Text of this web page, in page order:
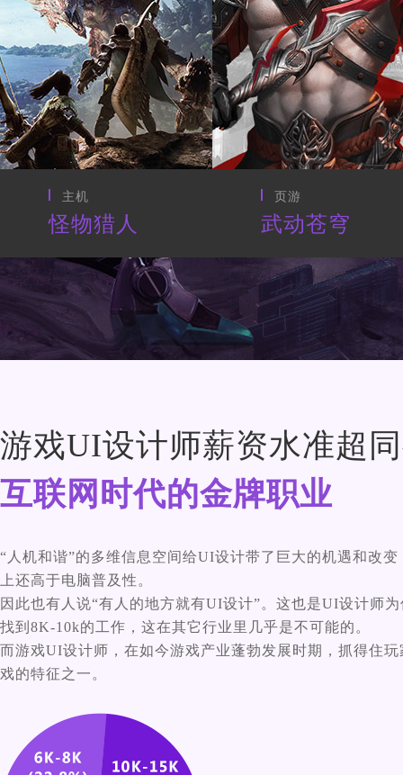
页游
武动苍穹
CG动画
最终幻想
游戏UI设计师薪资水准超
互联网时代的金牌职业
“人机和谐”的多维信息空间给UI设计带了巨大的机遇和改
上还高于电脑普及性。
因此也有人说“有人的地方就有UI设计”。这也是UI设计师
找到8K-10k的工作，这在其它行业里几乎是不可能的。
而游戏UI设计师，在如今游戏产业蓬勃发展时期，抓得住
戏的特征之一。